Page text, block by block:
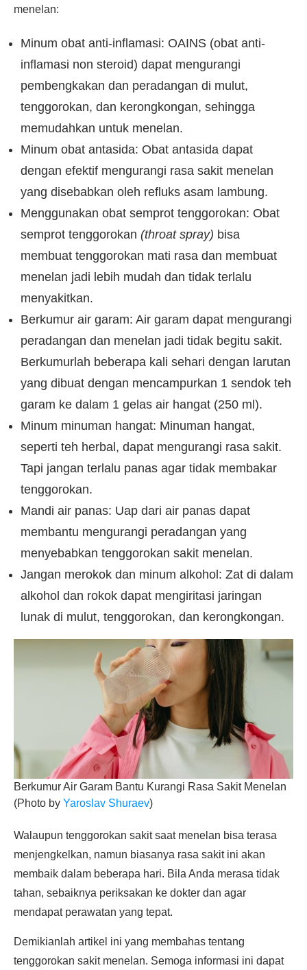
menelan:
Minum obat anti-inflamasi: OAINS (obat anti-
inflamasi non steroid) dapat mengurangi
pembengkakan dan peradangan di mulut,
tenggorokan, dan kerongkongan, sehingga
memudahkan untuk menelan.
Minum obat antasida: Obat antasida dapat
dengan efektif mengurangi rasa sakit menelan
yang disebabkan oleh refluks asam lambung.
Menggunakan obat semprot tenggorokan: Obat
semprot tenggorokan (throat spray) bisa
membuat tenggorokan mati rasa dan membuat
menelan jadi lebih mudah dan tidak terlalu
menyakitkan.
Berkumur air garam: Air garam dapat mengurangi
peradangan dan menelan jadi tidak begitu sakit.
Berkumurlah beberapa kali sehari dengan larutan
yang dibuat dengan mencampurkan 1 sendok teh
garam ke dalam 1 gelas air hangat (250 ml).
Minum minuman hangat: Minuman hangat,
seperti teh herbal, dapat mengurangi rasa sakit.
Tapi jangan terlalu panas agar tidak membakar
tenggorokan.
Mandi air panas: Uap dari air panas dapat
membantu mengurangi peradangan yang
menyebabkan tenggorokan sakit menelan.
Jangan merokok dan minum alkohol: Zat di dalam
alkohol dan rokok dapat mengiritasi jaringan
lunak di mulut, tenggorokan, dan kerongkongan.
Berkumur Air Garam Bantu Kurangi Rasa Sakit Menelan
(Photo by Yaroslav Shuraev)
Walaupun tenggorokan sakit saat menelan bisa terasa
menjengkelkan, namun biasanya rasa sakit ini akan
membaik dalam beberapa hari. Bila Anda merasa tidak
tahan, sebaiknya periksakan ke dokter dan agar
mendapat perawatan yang tepat.
Demikianlah artikel ini yang membahas tentang
tenggorokan sakit menelan. Semoga informasi ini dapat